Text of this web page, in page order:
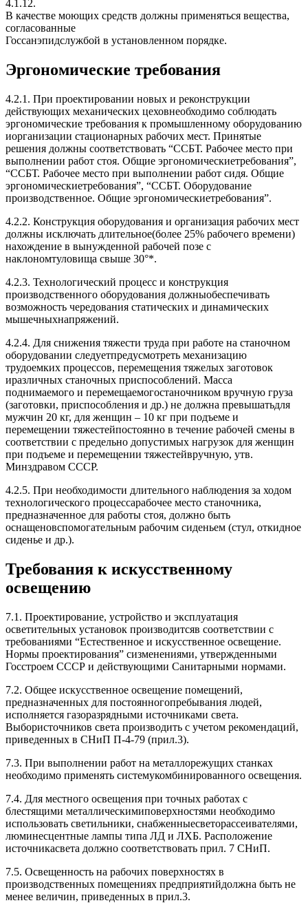
4.1.12.
В качестве моющих средств должны применяться вещества,
согласованные
Госсанэпидслужбой в установленном порядке.
Эргономические требования
4.2.1. При проектировании новых и реконструкции
действующих механических цеховнеобходимо соблюдать
эргономические требования к промышленному оборудованию
иорганизации стационарных рабочих мест. Принятые
решения должны соответствовать “ССБТ. Рабочее место при
выполнении работ стоя. Общие эргономическиетребования”,
“ССБТ. Рабочее место при выполнении работ сидя. Общие
эргономическиетребования”, “ССБТ. Оборудование
производственное. Общие эргономическиетребования”.
4.2.2. Конструкция оборудования и организация рабочих мест
должны исключать длительное(более 25% рабочего времени)
нахождение в вынужденной рабочей позе с
наклономтуловища свыше 30°*.
4.2.3. Технологический процесс и конструкция
производственного оборудования должныобеспечивать
возможность чередования статических и динамических
мышечныхнапряжений.
4.2.4. Для снижения тяжести труда при работе на станочном
оборудовании следуетпредусмотреть механизацию
трудоемких процессов, перемещения тяжелых заготовок
иразличных станочных приспособлений. Масса
поднимаемого и перемещаемогостаночником вручную груза
(заготовки, приспособления и др.) не должна превышатьдля
мужчин 20 кг, для женщин – 10 кг при подъеме и
перемещении тяжестейпостоянно в течение рабочей смены в
соответствии с предельно допустимых нагрузок для женщин
при подъеме и перемещении тяжестейвручную, утв.
Минздравом СССР.
4.2.5. При необходимости длительного наблюдения за ходом
технологического процессарабочее место станочника,
предназначенное для работы стоя, должно быть
оснащеновспомогательным рабочим сиденьем (стул, откидное
сиденье и др.).
Требования к искусственному
освещению
7.1. Проектирование, устройство и эксплуатация
осветительных установок производитсяв соответствии с
требованиями “Естественное и искусственное освещение.
Нормы проектирования” сизменениями, утвержденными
Госстроем СССР и действующими Санитарными нормами.
7.2. Общее искусственное освещение помещений,
предназначенных для постоянногопребывания людей,
исполняется газоразрядными источниками света.
Выбористочников света производить с учетом рекомендаций,
приведенных в СНиП П-4-79 (прил.3).
7.3. При выполнении работ на металлорежущих станках
необходимо применять системукомбинированного освещения.
7.4. Для местного освещения при точных работах с
блестящими металлическимиповерхностями необходимо
использовать светильники, снабженныесветорассеивателями,
люминесцентные лампы типа ЛД и ЛХБ. Расположение
источникасвета должно соответствовать прил. 7 СНиП.
7.5. Освещенность на рабочих поверхностях в
производственных помещениях предприятийдолжна быть не
менее величин, приведенных в прил.3.